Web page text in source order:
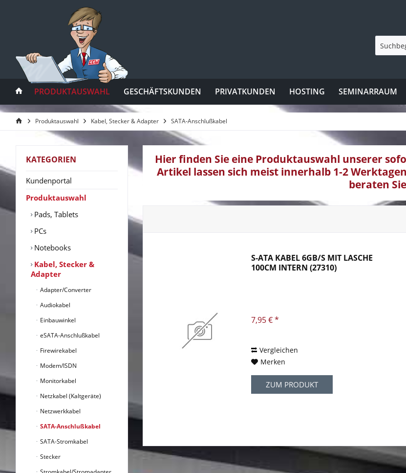
PRODUKTAUSWAHL GESCHÄFTSKUNDEN PRIVATKUNDEN HOSTING SEMINARRAUM
Produktauswahl Kabel, Stecker & Adapter SATA-Anschlußkabel
KATEGORIEN
Kundenportal
Produktauswahl
Pads, Tablets
PCs
Notebooks
Kabel, Stecker &
Adapter
Adapter/Converter
Audiokabel
Einbauwinkel
eSATA-Anschlußkabel
Firewirekabel
Modem/ISDN
Monitorkabel
Netzkabel (Kaltgeräte)
Netzwerkkabel
SATA-Anschlußkabel
SATA-Stromkabel
Stecker
Hier finden Sie eine Produktauswahl unserer
Artikel lassen sich meist innerhalb 1-2
beraten
S-ATA KABEL 6GB/S MIT LASCHE
100CM INTERN (27310)
7,95 € *
Vergleichen
Merken
ZUM PRODUKT